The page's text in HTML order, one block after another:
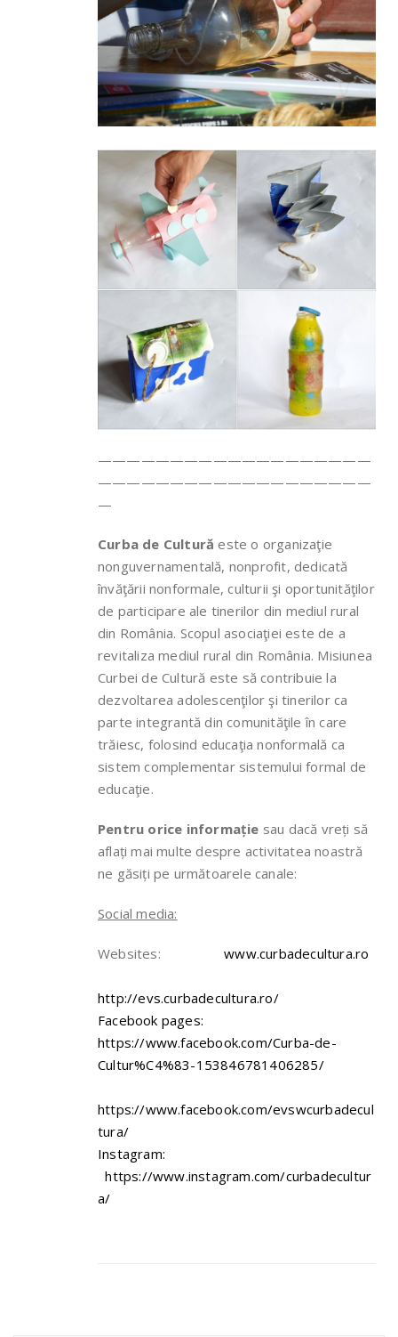
———————————————————
———————————————————
—
Curba de Cultură este o organizaţie
nonguvernamentală, nonprofit, dedicată
învăţării nonformale, culturii şi oportunităţilor
de participare ale tinerilor din mediul rural
din România. Scopul asociaţiei este de a
revitaliza mediul rural din România. Misiunea
Curbei de Cultură este să contribuie la
dezvoltarea adolescenţilor şi tinerilor ca
parte integrantă din comunităţile în care
trăiesc, folosind educaţia nonformală ca
sistem complementar sistemului formal de
educaţie.
Pentru orice informație sau dacă vreți să
aflați mai multe despre activitatea noastră
ne găsiți pe următoarele canale:
Social media:
Websites: www.curbadecultura.ro
http://evs.curbadecultura.ro/
Facebook pages:
https://www.facebook.com/Curba-de-
Cultur%C4%83-153846781406285/
https://www.facebook.com/evswcurbadecul
tura/
Instagram:
https://www.instagram.com/curbadecultur
a/